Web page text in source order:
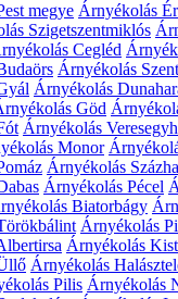
megye Árnyékolás
Szigetszentmiklós
Cegléd
Árnyékolás
Árnyékolás
Göd
Árnyékolás
Monor
Árnyékolás
Árnyékolás Pécel
Biatorbágy
Árnyékolás
Árnyékolás
Árnyékolás
Pilis Árnyékolás